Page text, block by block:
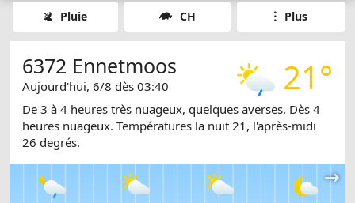
Pluie CH Plus
21°
6372 Ennetmoos
Aujourd'hui, 6/8 dès 03:40
De 3 à 4 heures très nuageux, quelques averses. Dès 4
heures nuageux. Températures la nuit 21, l'après-midi
26 degrés.